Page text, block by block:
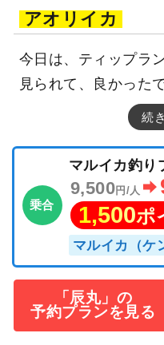
アオリイカ
今日は、ティップラ
見られて、良かったで
続
乗合
マルイカ釣
9,500 円/人
1,500ポ
マルイカ（ケ
「辰丸」の
予約プランを見る